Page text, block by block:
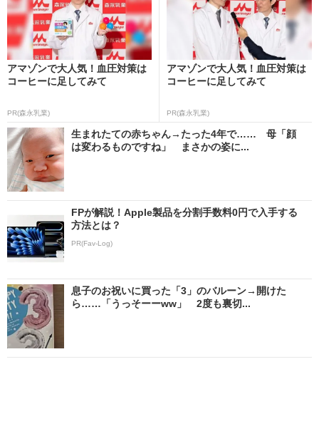
アマゾンで大人気！血圧対策は
コーヒーに足してみて
PR(森永乳業)
アマゾンで大人気！血圧対策は
コーヒーに足してみて
PR(森永乳業)
生まれたての赤ちゃん→たった4年で…… 母「顔
は変わるものですね」 まさかの姿に...
FPが解説！Apple製品を分割手数料0円で入手する
方法とは？
PR(Fav-Log)
息子のお祝いに買った「3」のバルーン→開けた
ら……「うっそーーww」 2度も裏切...